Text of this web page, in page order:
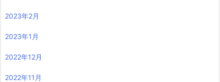
2023年2月
2023年1月
2022年12月
2022年11月